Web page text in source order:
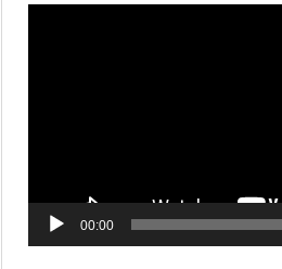
00:00